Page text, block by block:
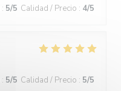
: 5/5 Calidad / Precio : 4/5
: 5/5 Calidad / Precio : 5/5